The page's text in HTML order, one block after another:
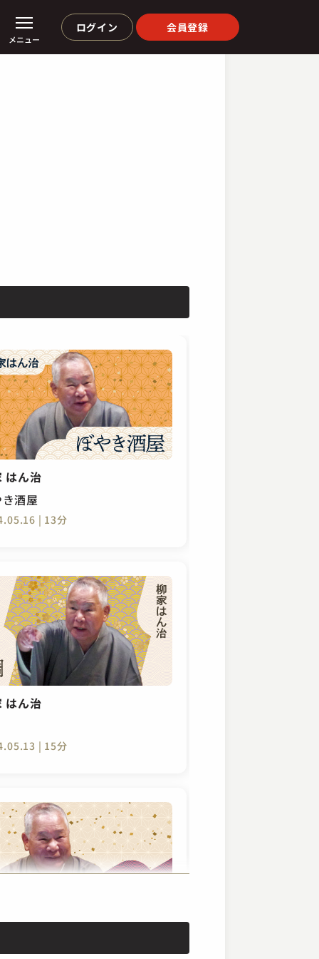
メニュー
ログイン 会員登録
はん治
酒屋
| 13分
はん治
| 15分
ァルト